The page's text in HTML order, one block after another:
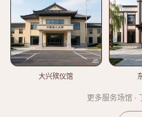
大兴殡仪馆
更多服务场馆 ·